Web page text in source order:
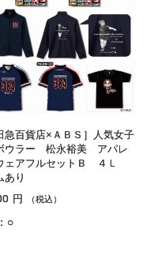
急百貨店×ＡＢＳ］人気女子
ウラー 松永裕美 アパレ
ェアフルセットＢ ４Ｌ
あり
円 （税込）
○